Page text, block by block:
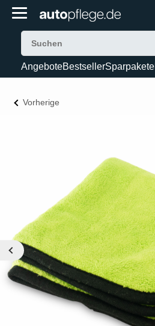
AngeboteBestsellerSparpakete
Vorherige